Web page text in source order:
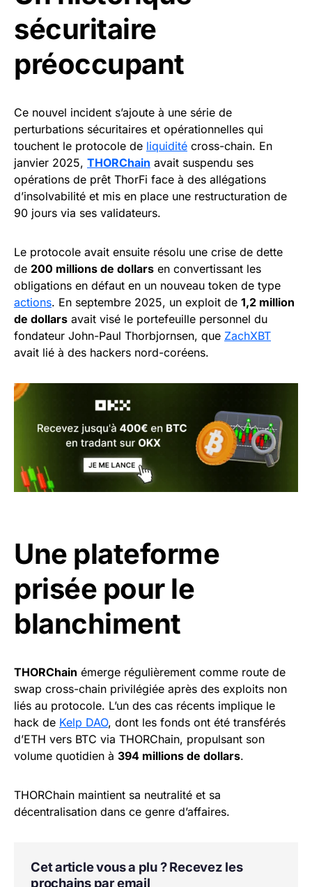
sécuritaire
préoccupant
Ce nouvel incident s’ajoute à une série de
perturbations sécuritaires et opérationnelles qui
touchent le protocole de liquidité cross-chain. En
janvier 2025, THORChain avait suspendu ses
opérations de prêt ThorFi face à des allégations
d’insolvabilité et mis en place une restructuration de
90 jours via ses validateurs.
Le protocole avait ensuite résolu une crise de dette
de 200 millions de dollars en convertissant les
obligations en défaut en un nouveau token de type
actions. En septembre 2025, un exploit de 1,2 million
de dollars avait visé le portefeuille personnel du
fondateur John-Paul Thorbjornsen, que ZachXBT
avait lié à des hackers nord-coréens.
Une plateforme
prisée pour le
blanchiment
THORChain émerge régulièrement comme route de
swap cross-chain privilégiée après des exploits non
liés au protocole. L’un des cas récents implique le
hack de Kelp DAO, dont les fonds ont été transférés
d’ETH vers BTC via THORChain, propulsant son
volume quotidien à 394 millions de dollars.
THORChain maintient sa neutralité et sa
décentralisation dans ce genre d’affaires.
Cet article vous a plu ? Recevez les
prochains par email